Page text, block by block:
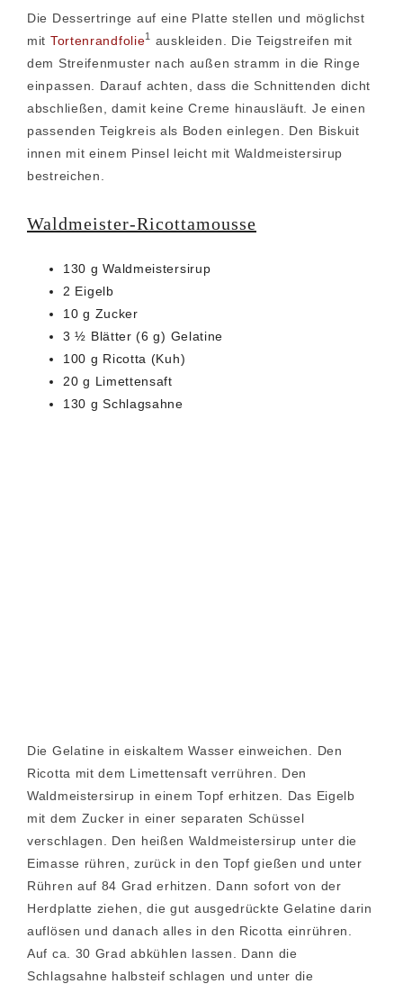
Die Dessertringe auf eine Platte stellen und möglichst
mit Tortenrandfolie1
auskleiden. Die Teigstreifen mit
dem Streifenmuster nach außen stramm in die Ringe
einpassen. Darauf achten, dass die Schnittenden dicht
abschließen, damit keine Creme hinausläuft. Je einen
passenden Teigkreis als Boden einlegen. Den Biskuit
innen mit einem Pinsel leicht mit Waldmeistersirup
bestreichen.
Waldmeister-Ricottamousse
130 g Waldmeistersirup
2 Eigelb
10 g Zucker
3 ½ Blätter (6 g) Gelatine
100 g Ricotta (Kuh)
20 g Limettensaft
130 g Schlagsahne
Die Gelatine in eiskaltem Wasser einweichen. Den
Ricotta mit dem Limettensaft verrühren. Den
Waldmeistersirup in einem Topf erhitzen. Das Eigelb
mit dem Zucker in einer separaten Schüssel
verschlagen. Den heißen Waldmeistersirup unter die
Eimasse rühren, zurück in den Topf gießen und unter
Rühren auf 84 Grad erhitzen. Dann sofort von der
Herdplatte ziehen, die gut ausgedrückte Gelatine darin
auflösen und danach alles in den Ricotta einrühren.
Auf ca. 30 Grad abkühlen lassen. Dann die
Schlagsahne halbsteif schlagen und unter die